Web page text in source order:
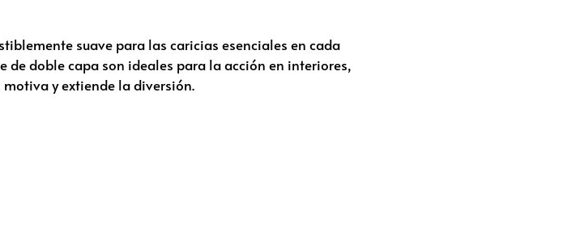
suave para las caricias esenciales en cada
de doble capa son ideales para la acción en interiores,
y extiende la diversión.